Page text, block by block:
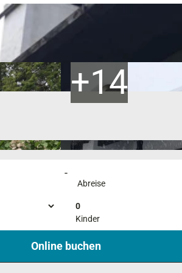
-
Abreise
0
Kinder
Online buchen